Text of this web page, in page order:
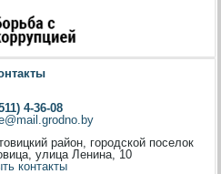
4-36-08
район, городской поселок
улица Ленина, 10
контакты